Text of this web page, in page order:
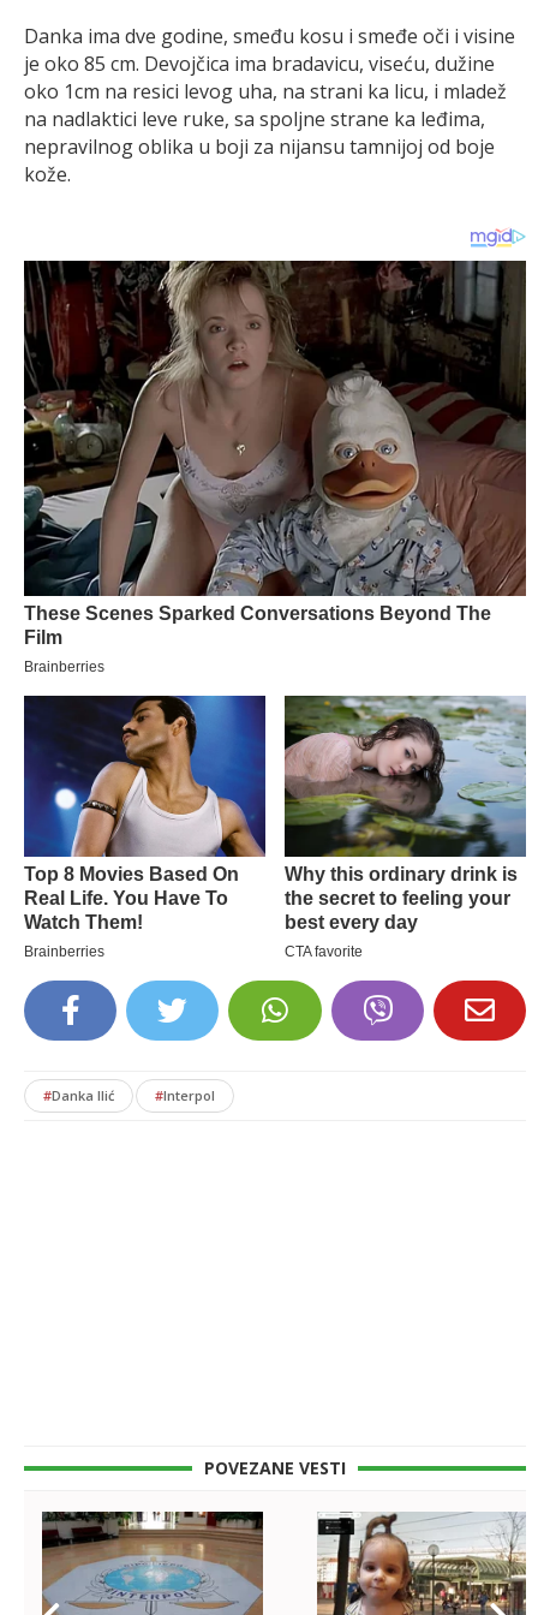
Danka ima dve godine, smeđu kosu i smeđe oči i visine
je oko 85 cm. Devojčica ima bradavicu, viseću, dužine
oko 1cm na resici levog uha, na strani ka licu, i mladež
na nadlaktici leve ruke, sa spoljne strane ka leđima,
nepravilnog oblika u boji za nijansu tamnijoj od boje
kože.
#Danka Ilić #Interpol
POVEZANE VESTI